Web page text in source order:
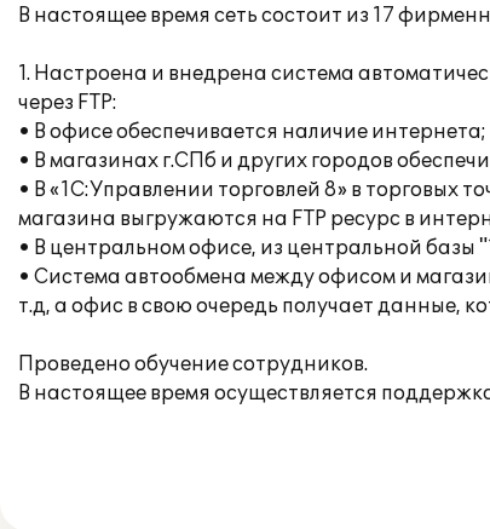
В настоящее время сеть состоит из 17
1. Настроена и внедрена система
через FTP:
• В офисе обеспечивается наличие интернета;
• В магазинах г.СПб и других городов
• В «1С:Управлении торговлей 8» в торговых
магазина выгружаются на FTP ресурс в
• В центральном офисе, из центральной
• Система автообмена между офисом и
т.д, а офис в свою очередь получает данные,
Проведено обучение сотрудников.
В настоящее время осуществляется